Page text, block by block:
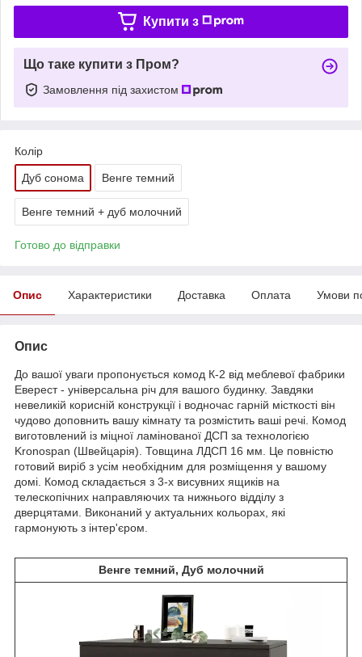
Купити з
Що таке купити з Пром?
Замовлення під захистом
Колір
Дуб сонома Венге темний
Венге темний + дуб молочний
Готово до відправки
Опис Характеристики Доставка Оплата Умови
Опис
До вашої уваги пропонується комод К-2 від меблевої фабрики
Еверест - універсальна річ для вашого будинку. Завдяки
невеликій корисній конструкції і водночас гарній місткості він
чудово доповнить вашу кімнату та розмістить ваші речі. Комод
виготовлений із міцної ламінованої ДСП за технологією
Kronospan (Швейцарія). Товщина ЛДСП 16 мм. Це повністю
готовий виріб з усім необхідним для розміщення у вашому
домі. Комод складається з 3-х висувних ящиків на
телескопічних направляючих та нижнього відділу з
дверцятами. Виконаний у актуальних кольорах, які
гармонують з інтер'єром.
Венге темний, Дуб молочний